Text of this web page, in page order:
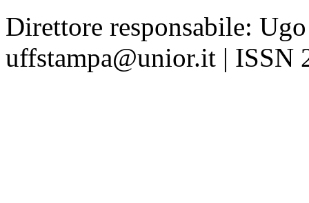
Direttore responsabile:
uffstampa@unior.it | ISSN